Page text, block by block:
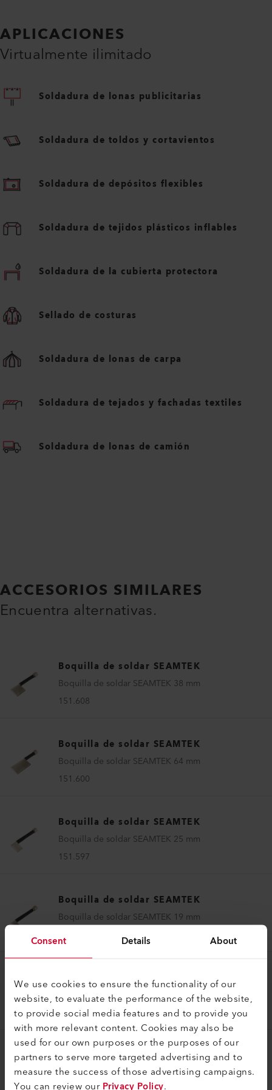
Consent Details About
We use cookies to ensure the functionality of our
website, to evaluate the performance of the website,
to provide social media features and to provide you
with more relevant content. Cookies may also be
used for our own purposes or the purposes of our
partners to serve more targeted advertising and to
measure the success of those advertising campaigns.
You can review ourPrivacy Policy.
APLICACIONES
Virtualmente ilimitado
Soldadura de lonas publicitarias
Soldadura de toldos y cortavientos
Soldadura de depósitos flexibles
Soldadura de tejidos plásticos inflables
Soldadura de la cubierta protectora
Sellado de costuras
Soldadura de lonas de carpa
Soldadura de tejados y fachadas textiles
Soldadura de lonas de camión
ACCESORIOS SIMILARES
Encuentra alternativas.
Boquilla de soldar SEAMTEK
Boquilla de soldar SEAMTEK 38 mm
151.608
Boquilla de soldar SEAMTEK
Boquilla de soldar SEAMTEK 64 mm
151.600
Boquilla de soldar SEAMTEK
Boquilla de soldar SEAMTEK 25 mm
151.597
Boquilla de soldar SEAMTEK
Boquilla de soldar SEAMTEK 19 mm
151.601
Boquilla de soldar SEAMTEK
Boquilla de soldar SEAMTEK 55 mm
151.850
Boquilla de soldar SEAMTEK
Boquilla de soldar SEAMTEK 13 mm